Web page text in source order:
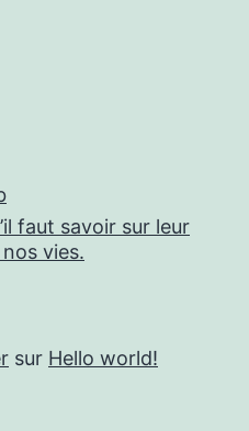
faut savoir sur leur
vies.
sur Hello world!